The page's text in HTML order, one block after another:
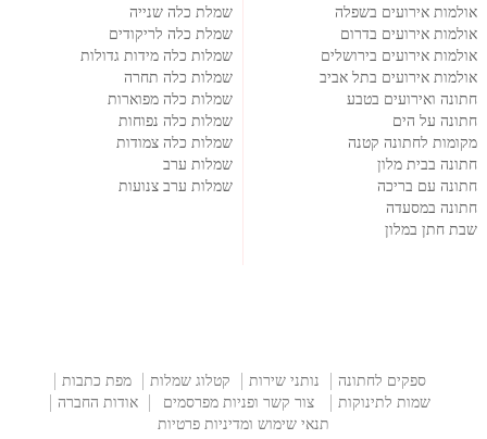
אולמות אירועים בשפלה
אולמות אירועים בדרום
אולמות אירועים בירושלים
אולמות אירועים בתל אביב
חתונה ואירועים בטבע
חתונה על הים
מקומות לחתונה קטנה
חתונה בבית מלון
חתונה עם בריכה
חתונה במסעדה
שבת חתן במלון
שמלת כלה שנייה
שמלת כלה לריקודים
שמלות כלה מידות גדולות
שמלות כלה תחרה
שמלות כלה מפוארות
שמלות כלה נפוחות
שמלות כלה צמודות
שמלות ערב
שמלות ערב צנועות
ספקים לחתונה נותני שירות קטלוג שמלות
מפת כתבות
שמות לתינוקות
צור קשר ופניות מפרסמים
אודות החברה
תנאי שימוש ומדיניות פרטיות